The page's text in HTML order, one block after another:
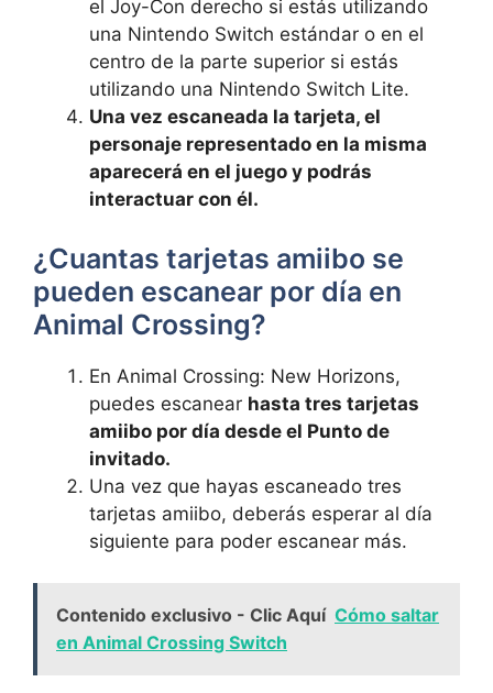
el Joy-Con derecho si estás‌ utilizando
una Nintendo Switch estándar o en‍ el
centro de la ​parte superior si estás
utilizando una Nintendo⁢ Switch Lite.
Una vez escaneada la tarjeta, ⁤el⁣
personaje representado en⁣ la misma
aparecerá en el juego y ​podrás
interactuar ⁤con él.
¿Cuantas tarjetas amiibo se
⁤pueden escanear por día en
Animal Crossing?
En Animal Crossing: New Horizons,
puedes escanear hasta tres tarjetas
amiibo ‍por día desde el Punto de⁢
invitado.
Una ⁤vez⁣ que hayas escaneado tres⁤
tarjetas amiibo, deberás esperar al día
⁢siguiente para poder escanear más.
Contenido exclusivo - Clic Aquí Cómo saltar
en Animal Crossing Switch